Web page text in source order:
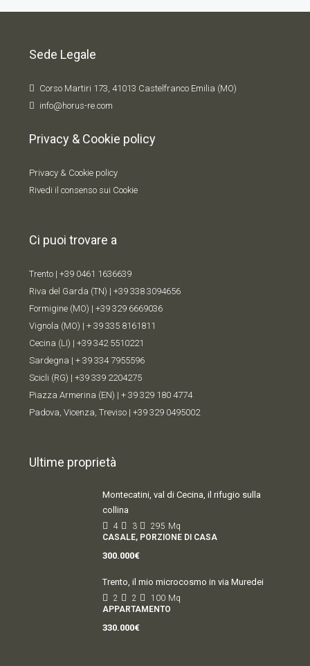
Sede Legale
Corso Martiri 173, 41013 Castelfranco Emilia (MO)
info@horus-re.com
Privacy & Cookie policy
Privacy & Cookie policy
Rivedi il consenso sui Cookie
Ci puoi trovare a
Trento | +39 0461 1636639
Riva del Garda (TN) | +39 338 3094656
Formigine (MO) | +39 329 6669036
Vignola (MO) | + 39 335 8161811
Cecina (LI) | +39 342 5510221
Sardegna | + 39 334 7955596
Scicli (RG) | +39 339 2204275
Piazza Armerina (EN) | + 39 329 180 4774
Padova, Vicenza, Treviso | +39 329 0495002
Ultime proprietà
Montecatini, val di Cecina, il rifugio sulla
collina
4 3 295 Mq
CASALE, PORZIONE DI CASA
300.000€
Trento, il mio microcosmo in via Muredei
2 2 100 Mq
APPARTAMENTO
330.000€